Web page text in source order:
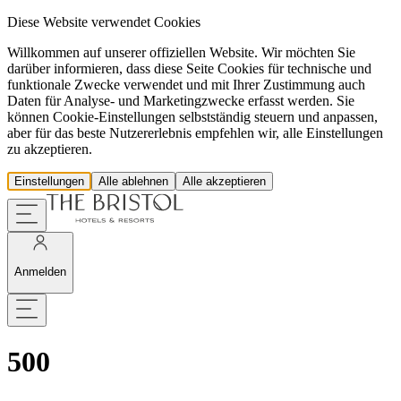
Diese Website verwendet Cookies
Willkommen auf unserer offiziellen Website. Wir möchten Sie
darüber informieren, dass diese Seite Cookies für technische und
funktionale Zwecke verwendet und mit Ihrer Zustimmung auch
Daten für Analyse- und Marketingzwecke erfasst werden. Sie
können Cookie-Einstellungen selbstständig steuern und anpassen,
aber für das beste Nutzererlebnis empfehlen wir, alle Einstellungen
zu akzeptieren.
Einstellungen Alle ablehnen Alle akzeptieren
Anmelden
500